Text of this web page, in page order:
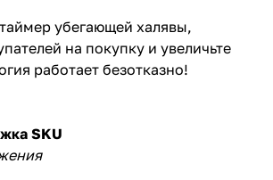
убегающей халявы,
на покупку и увеличьте
работает безотказно!
SKU